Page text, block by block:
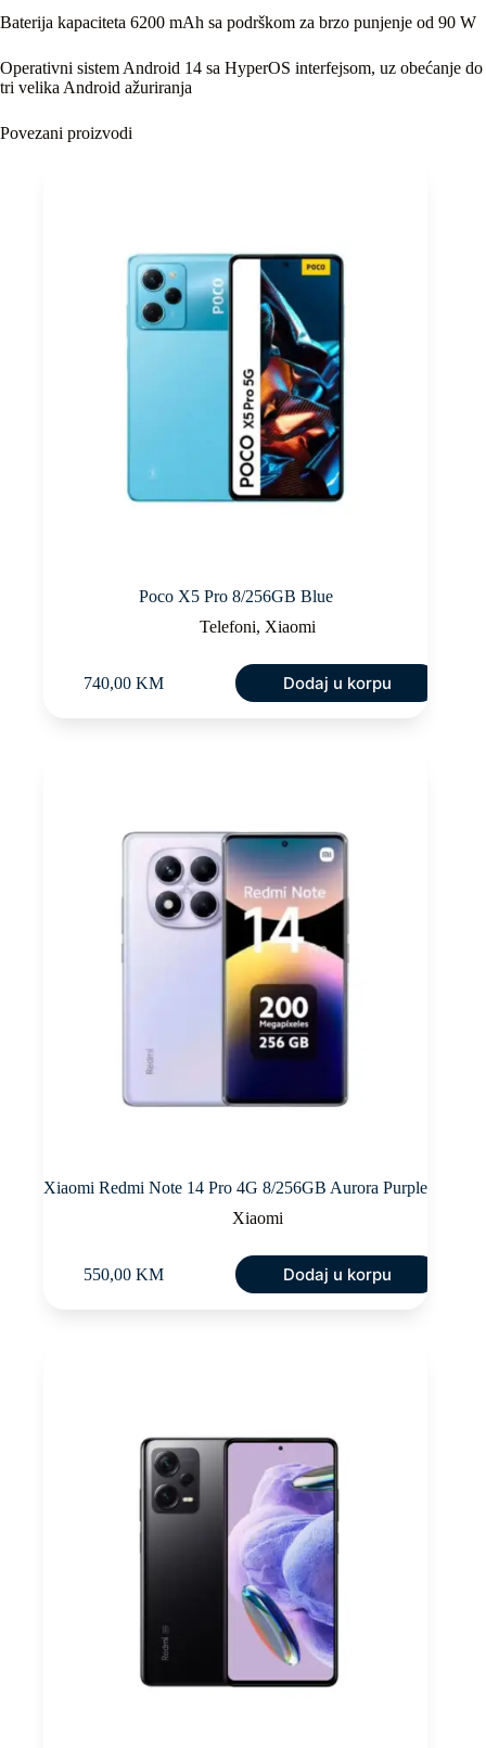
Baterija kapaciteta 6200 mAh sa podrškom za brzo punjenje od 90 W
Operativni sistem Android 14 sa HyperOS interfejsom, uz obećanje do
tri velika Android ažuriranja
Povezani proizvodi
Poco X5 Pro 8/256GB Blue
Telefoni, Xiaomi
740,00 KM Dodaj u korpu
Xiaomi Redmi Note 14 Pro 4G 8/256GB Aurora Purple
Xiaomi
550,00 KM Dodaj u korpu